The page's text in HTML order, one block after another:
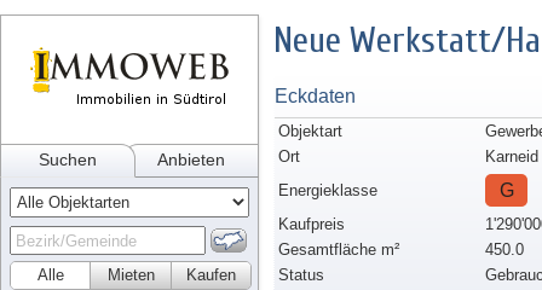
Suchen Anbieten
Alle Kaufen
Mieten
Neue Werkstatt/
Eckdaten
Objektart
Ort
Karneid
Energieklasse
G
Kaufpreis
Gesamtfläche m²
450.0
Status